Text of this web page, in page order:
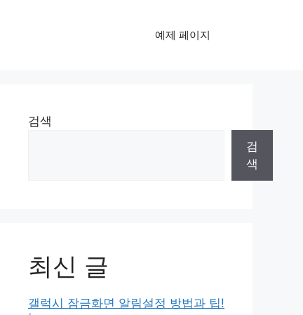
예제 페이지
검색
검
색
최신 글
갤럭시 잠금화면 알림설정 방법과 팁!